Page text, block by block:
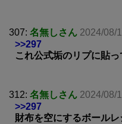
307: 名無しさん 2024/08/
>>297
これ公式垢のリプに貼
312: 名無しさん 2024/08/
>>297
財布を空にするボールレ